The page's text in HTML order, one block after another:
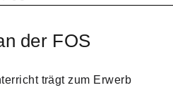
der FOS
trägt zum Erwerb